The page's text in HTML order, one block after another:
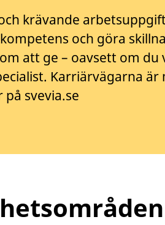
krävande
och göra
att ge – oavsett om du
Karriärvägarna är
svevia.se